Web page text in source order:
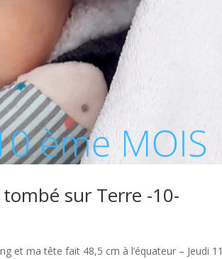
tombé sur Terre -10-
et ma tête fait 48,5 cm à l’équateur – Jeudi 11